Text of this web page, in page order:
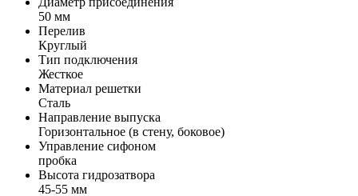
50 мм
Перелив
Круглый
Тип подключения
Жесткое
Материал решетки
Сталь
Направление выпуска
Горизонтальное (в стену, боковое)
Управление сифоном
пробка
Высота гидрозатвора
45-55 мм